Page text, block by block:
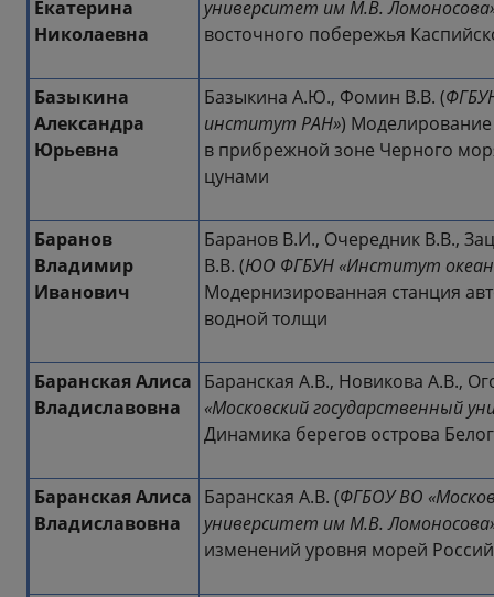
Екатерина
Николаевна
университет им М.В.
восточного побережья
Базыкина
Александра
Юрьевна
Базыкина А.Ю., Фомин В.В. (
институт РАН»)
в прибрежной зоне Черного
цунами
Баранов
Владимир
Иванович
Баранов В.И., Очередник В.В.,
В.В. (ЮО ФГБУН «Институт
Модернизированная станция
водной толщи
Баранская Алиса
Владиславовна
Баранская А.В., Новикова А.В.,
«Московский государственный
Динамика берегов острова
Баранская Алиса
Владиславовна
Баранская А.В. (ФГБОУ ВО
университет им М.В.
изменений уровня морей